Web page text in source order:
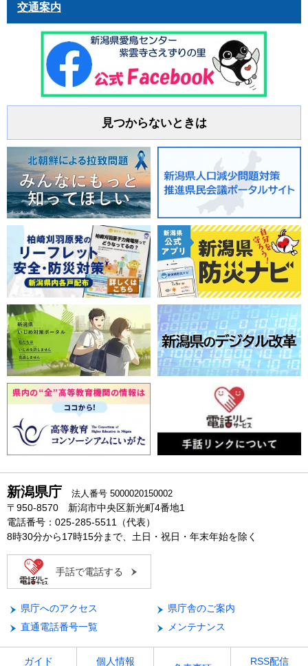
交通案内
見つからないときは
新潟県庁 法人番号 5000020150002
〒950-8570 新潟市中央区新光町4番地1
電話番号：025-285-5511（代表）
8時30分から17時15分まで、土日・祝日・年末年始を除く
手話で電話する
県庁へのアクセス
県庁舎のご案内
直通電話番号一覧
メンテナンス
ガイド 個人情報 RSS配信